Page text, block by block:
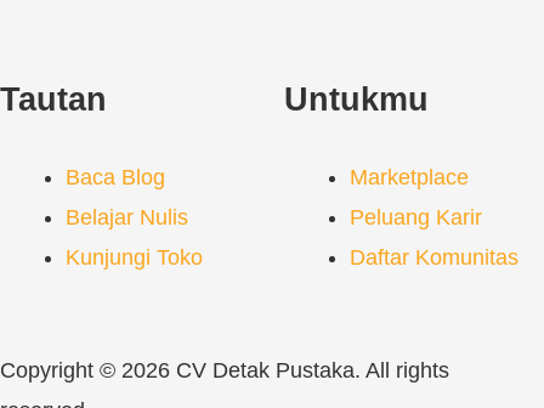
Tautan
Baca Blog
Belajar Nulis
Kunjungi Toko
Untukmu
Marketplace
Peluang Karir
Daftar Komunitas
Copyright © 2026 CV Detak Pustaka. All rights